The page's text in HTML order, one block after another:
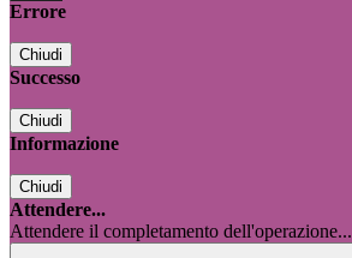
Errore
Chiudi
Successo
Chiudi
Informazione
Chiudi
Attendere...
Attendere il completamento dell'operazione...